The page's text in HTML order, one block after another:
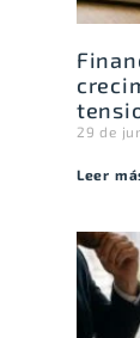
29 de
Leer